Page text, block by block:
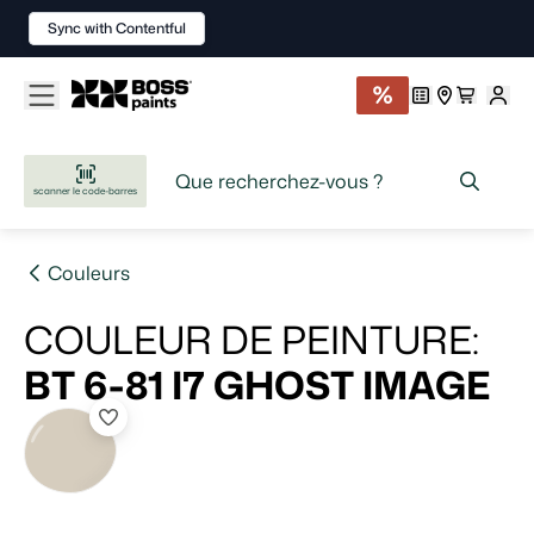
scanner le code-barres
Couleurs
COULEUR DE PEINTURE:
BT 6-81 I7 GHOST IMAGE
Sync with Contentful